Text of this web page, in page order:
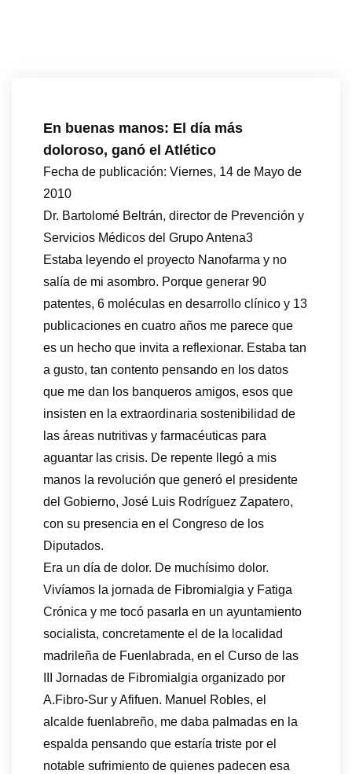
En buenas manos: El día más
doloroso, ganó el Atlético
Fecha de publicación: Viernes, 14 de Mayo de
2010
Dr. Bartolomé Beltrán, director de Prevención y
Servicios Médicos del Grupo Antena3
Estaba leyendo el proyecto Nanofarma y no
salía de mi asombro. Porque generar 90
patentes, 6 moléculas en desarrollo clínico y 13
publicaciones en cuatro años me parece que
es un hecho que invita a reflexionar. Estaba tan
a gusto, tan contento pensando en los datos
que me dan los banqueros amigos, esos que
insisten en la extraordinaria sostenibilidad de
las áreas nutritivas y farmacéuticas para
aguantar las crisis. De repente llegó a mis
manos la revolución que generó el presidente
del Gobierno, José Luis Rodríguez Zapatero,
con su presencia en el Congreso de los
Diputados.
Era un día de dolor. De muchísimo dolor.
Vivíamos la jornada de Fibromialgia y Fatiga
Crónica y me tocó pasarla en un ayuntamiento
socialista, concretamente el de la localidad
madrileña de Fuenlabrada, en el Curso de las
III Jornadas de Fibromialgia organizado por
A.Fibro-Sur y Afifuen. Manuel Robles, el
alcalde fuenlabreño, me daba palmadas en la
espalda pensando que estaría triste por el
notable sufrimiento de quienes padecen esa